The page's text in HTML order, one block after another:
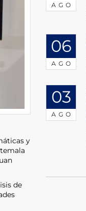
y
de
AGO
06
AGO
03
AGO